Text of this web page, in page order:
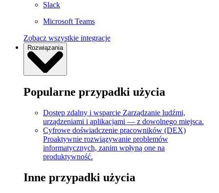
Slack
Microsoft Teams
Zobacz wszystkie integracje
Rozwiązania
Popularne przypadki użycia
Dostęp zdalny i wsparcie Zarządzanie ludźmi,
urządzeniami i aplikacjami — z dowolnego miejsca.
Cyfrowe doświadczenie pracowników (DEX)
Proaktywnie rozwiązywanie problemów
informatycznych, zanim wpłyną one na
produktywność.
Inne przypadki użycia